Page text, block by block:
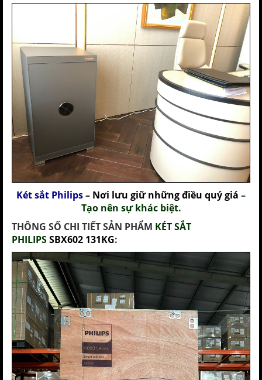
Két sắt Philips– Nơi lưu giữ những điều quý giá –
Tạo nên sự khác biệt.
THÔNG SỐ CHI TIẾT SẢN PHẨM KÉT SẮT
PHILIPSSBX602 131KG: